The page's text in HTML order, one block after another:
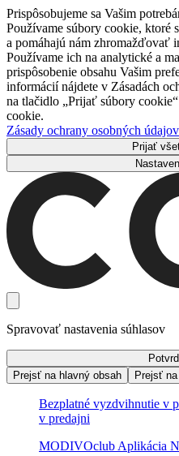
Prispôsobujeme sa Vašim
Používame súbory cookie, ktoré
a pomáhajú nám zhromažďovať
Používame ich na analytické a
prispôsobenie obsahu Vašim
informácií nájdete v Zásadách
na tlačidlo „Prijať súbory
cookie.
Zásady ochrany osobných údajov
Prijať
Spravovať nastavenia súhlasov
Prejsť na hlavný obsah
Prejsť
Bezplatné vyzdvihnutie v
v predajni
MODIVOclub Aplikácia